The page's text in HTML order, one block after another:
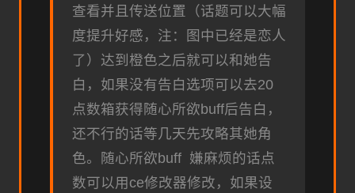
查看并且传送位置（话题可以大幅
度提升好感，注：图中已经是恋人
了）达到橙色之后就可以和她告
白，如果没有告白选项可以去20
点数箱获得随心所欲buff后告白，
还不行的话等几天先攻略其她角
色。随心所欲buff 嫌麻烦的话点
数可以用ce修改器修改，如果设